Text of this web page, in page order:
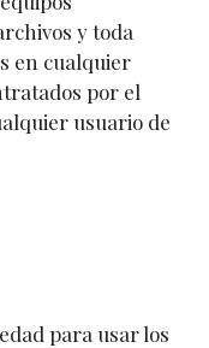
y toda
en cualquier
por el
usuario de
para usar los